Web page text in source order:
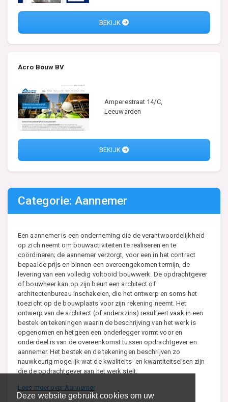
Deze website gebruikt cookies om uw
BEKIJK
Acro Bouw BV
Amperestraat 14/C,
Leeuwarden
BEKIJK
Categorie: Aannemer
Een aannemer is een onderneming die de verantwoordelijkheid
op zich neemt om bouwactiviteiten te realiseren en te
coördineren; de aannemer verzorgt, voor een in het contract
bepaalde prijs en binnen een overeengekomen termijn, de
levering van een volledig voltooid bouwwerk. De opdrachtgever
of bouwheer kan op zijn beurt een architect of
architectenbureau inschakelen, die het ontwerp en soms het
toezicht op de bouwplaats voor zijn rekening neemt. Het
ontwerp van de architect (of anderszins) resulteert vaak in een
bestek en tekeningen waarin de beschrijving van het werk is
opgenomen en hetgeen een onderlegger vormt voor en
onderdeel is van de overeenkomst tussen opdrachtgever en
aannemer. Het bestek en de tekeningen beschrijven zo
nauwkeurig mogelijk wat de kwaliteits- en kwantiteitseisen zijn
die de opdrachtgever aan het werk stelt.
Lees meer over Aannemer